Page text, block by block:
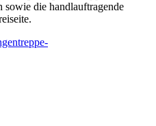
sowie die handlauftragende